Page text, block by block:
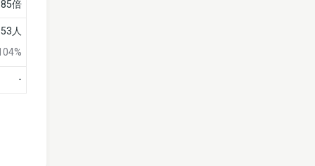
倍
53人
-